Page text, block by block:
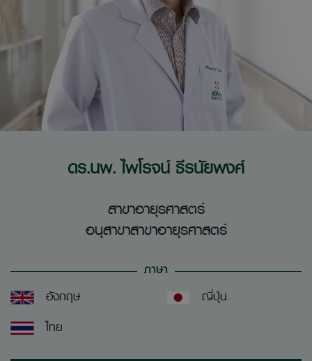
ดร.นพ. ไพโรจน์ ธีรนัยพงศ์
สาขาอายุรศาสตร์
อนุสาขาสาขาอายุรศาสตร์
ภาษา
อังกฤษ
ญี่ปุ่น
ไทย